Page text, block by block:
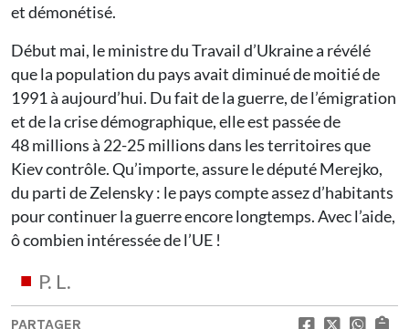
et démonétisé.
Début mai, le ministre du Travail d’Ukraine a révélé
que la population du pays avait diminué de moitié de
1991 à aujourd’hui. Du fait de la guerre, de l’émigration
et de la crise démographique, elle est passée de
48 millions à 22-25 millions dans les territoires que
Kiev contrôle. Qu’importe, assure le député Merejko,
du parti de Zelensky : le pays compte assez d’habitants
pour continuer la guerre encore longtemps. Avec l’aide,
ô combien intéressée de l’UE !
P. L.
PARTAGER